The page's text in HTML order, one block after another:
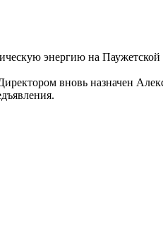
энергию на Паужетской
вновь назначен